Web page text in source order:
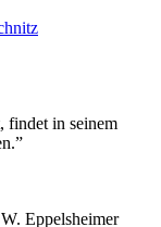
findet in seinem
Eppelsheimer